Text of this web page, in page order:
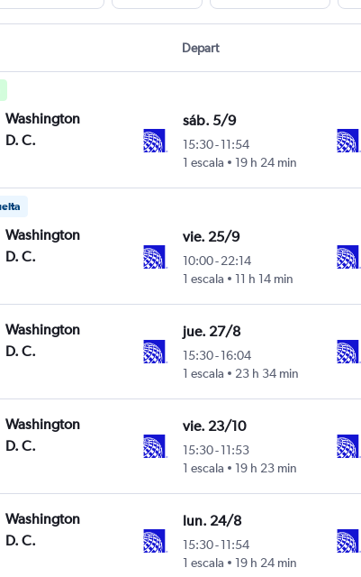
Depart
Washington
D. C.
Panama City Tocumen Intl
sáb. 5/9
15:30-11:54
1 escala
19 h 24 min
Washington
D. C.
Panama City Tocumen Intl
vie. 25/9
10:00-22:14
1 escala
11 h 14 min
Washington
D. C.
Panama City Tocumen Intl
jue. 27/8
15:30-16:04
1 escala
23 h 34 min
Washington
D. C.
Panama City Tocumen Intl
vie. 23/10
15:30-11:53
1 escala
19 h 23 min
Washington
D. C.
Panama City Tocumen Intl
lun. 24/8
15:30-11:54
1 escala
19 h 24 min